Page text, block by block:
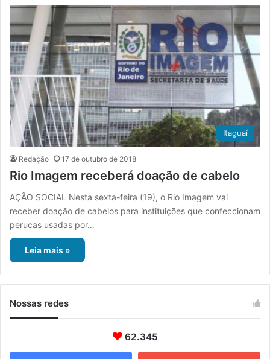
Itaguaí
Redação 17 de outubro de 2018
Rio Imagem receberá doação de cabelo
AÇÃO SOCIAL Nesta sexta-feira (19), o Rio Imagem vai
receber doação de cabelos para instituições que confeccionam
perucas usadas por…
Leia mais »
Nossas redes
62.345